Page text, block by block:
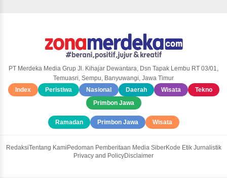
PT Merdeka Media Grup Jl. Kihajar Dewantara, Dsn Tapak Lembu RT 03/01,
Temuasri, Sempu, Banyuwangi, Jawa Timur
Index
Peristiwa Nasional Daerah Wisata
Tekno
Primbon Jawa
Ramadan Primbon Jawa Wisata
RedaksiTentang Kami Pedoman Pemberitaan Media SiberKode Etik Jurnalistik
Privacy and PolicyDisclaimer